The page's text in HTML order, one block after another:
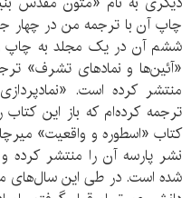
چاپ آن با ترجمه من در چهار
ششم آن در یک مجلد به چاپ
«آئین‌ها و نماد‌های تشرف»
منتشر کرده است.
ترجمه کرده‌ام که باز این
کتاب «اسطوره و واقعیت» میرچا
نشر پارسه آن را منتشر کرده
شده است. در طی این‌ سال‌های